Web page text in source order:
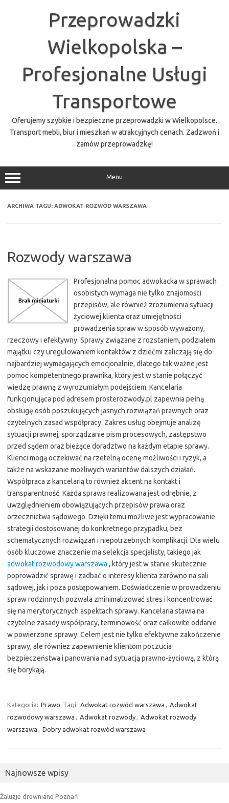
Przeprowadzki
Wielkopolska –
Profesjonalne Usługi
Transportowe
Oferujemy szybkie i bezpieczne przeprowadzki w Wielkopolsce.
Transport mebli, biur i mieszkań w atrakcyjnych cenach. Zadzwoń i
zamów przeprowadzkę!
Menu
ARCHIWA TAGU: ADWOKAT ROZWÓD WARSZAWA
Rozwody warszawa
Profesjonalna pomoc adwokacka w sprawach
osobistych wymaga nie tylko znajomości
przepisów, ale również zrozumienia sytuacji
życiowej klienta oraz umiejętności
prowadzenia spraw w sposób wyważony,
rzeczowy i efektywny. Sprawy związane z rozstaniem, podziałem
majątku czy uregulowaniem kontaktów z dziećmi zaliczają się do
najbardziej wymagających emocjonalnie, dlatego tak ważne jest
pomoc kompetentnego prawnika, który jest w stanie połączyć
wiedzę prawną z wyrozumiałym podejściem. Kancelaria
funkcjonująca pod adresem prosterozwody.pl zapewnia pełną
obsługę osób poszukujących jasnych rozwiązań prawnych oraz
czytelnych zasad współpracy. Zakres usług obejmuje analizę
sytuacji prawnej, sporządzanie pism procesowych, zastępstwo
przed sądem oraz bieżące doradztwo na każdym etapie sprawy.
Klienci mogą oczekiwać na rzetelną ocenę możliwości i ryzyk, a
także na wskazanie możliwych wariantów dalszych działań.
Współpraca z kancelarią to również akcent na kontakt i
transparentność. Każda sprawa realizowana jest odrębnie, z
uwzględnieniem obowiązujących przepisów prawa oraz
orzecznictwa sądowego. Dzięki temu możliwe jest wypracowanie
strategii dostosowanej do konkretnego przypadku, bez
schematycznych rozwiązań i niepotrzebnych komplikacji. Dla wielu
osób kluczowe znaczenie ma selekcja specjalisty, takiego jak
adwokat rozwodowy warszawa , który jest w stanie skutecznie
poprowadzić sprawę i zadbać o interesy klienta zarówno na sali
sądowej, jak i poza postępowaniem. Doświadczenie w prowadzeniu
spraw rodzinnych pozwala zminimalizować stres i koncentrować
się na merytorycznych aspektach sprawy. Kancelaria stawia na
czytelne zasady współpracy, terminowość oraz całkowite oddanie
w powierzone sprawy. Celem jest nie tylko efektywne zakończenie
sprawy, ale również zapewnienie klientom poczucia
bezpieczeństwa i panowania nad sytuacją prawno-życiową, z którą
się borykają.
Kategoria: Prawo Tagi: Adwokat rozwód warszawa , Adwokat
rozwodowy warszawa , Adwokat rozwody, Adwokat rozwody
warszawa , Dobry adwokat rozwód warszawa
Najnowsze wpisy
Żaluzje drewniane Poznań